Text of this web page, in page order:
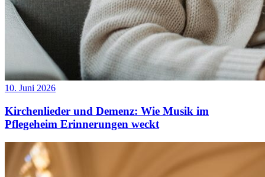
10. Juni 2026
Kirchenlieder und Demenz: Wie Musik im
Pflegeheim Erinnerungen weckt